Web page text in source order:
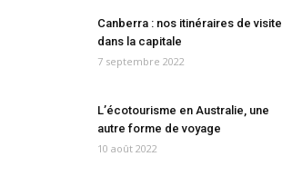
Canberra : nos itinéraires de visite
dans la capitale
7 septembre 2022
L’écotourisme en Australie, une
autre forme de voyage
10 août 2022